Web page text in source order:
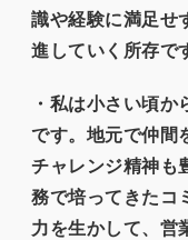
識や経験に満足せ
進していく所存で
・私は小さい頃
です。地元で仲間
チャレンジ精神も
務で培ってきたコ
力を生かして、営